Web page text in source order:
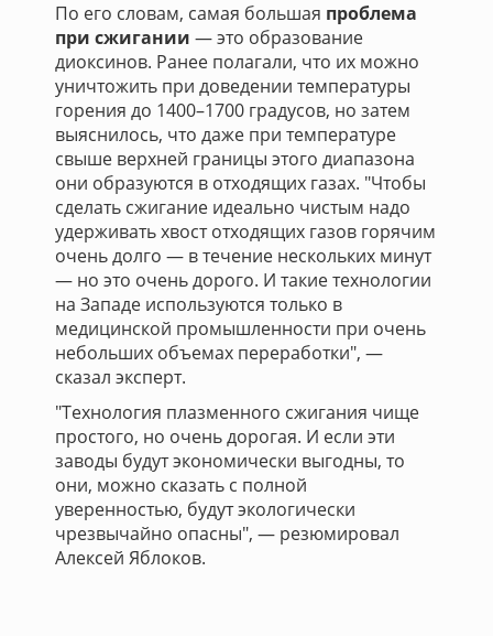
По его словам, самая большая проблема
при сжигании — это образование
диоксинов. Ранее полагали, что их можно
уничтожить при доведении температуры
горения до 1400–1700 градусов, но затем
выяснилось, что даже при температуре
свыше верхней границы этого диапазона
они образуются в отходящих газах. "Чтобы
сделать сжигание идеально чистым надо
удерживать хвост отходящих газов горячим
очень долго — в течение нескольких минут
— но это очень дорого. И такие технологии
на Западе используются только в
медицинской промышленности при очень
небольших объемах переработки", —
сказал эксперт.
"Технология плазменного сжигания чище
простого, но очень дорогая. И если эти
заводы будут экономически выгодны, то
они, можно сказать с полной
уверенностью, будут экологически
чрезвычайно опасны", — резюмировал
Алексей Яблоков.